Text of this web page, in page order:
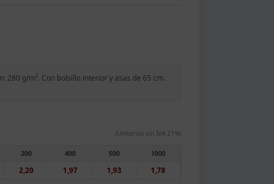
280 g/m². Con bolsillo interior y asas de 65 cm.
(Unitarios sin IVA 21%)
200
2,20
400
1,97
500
1,93
1000
1,78